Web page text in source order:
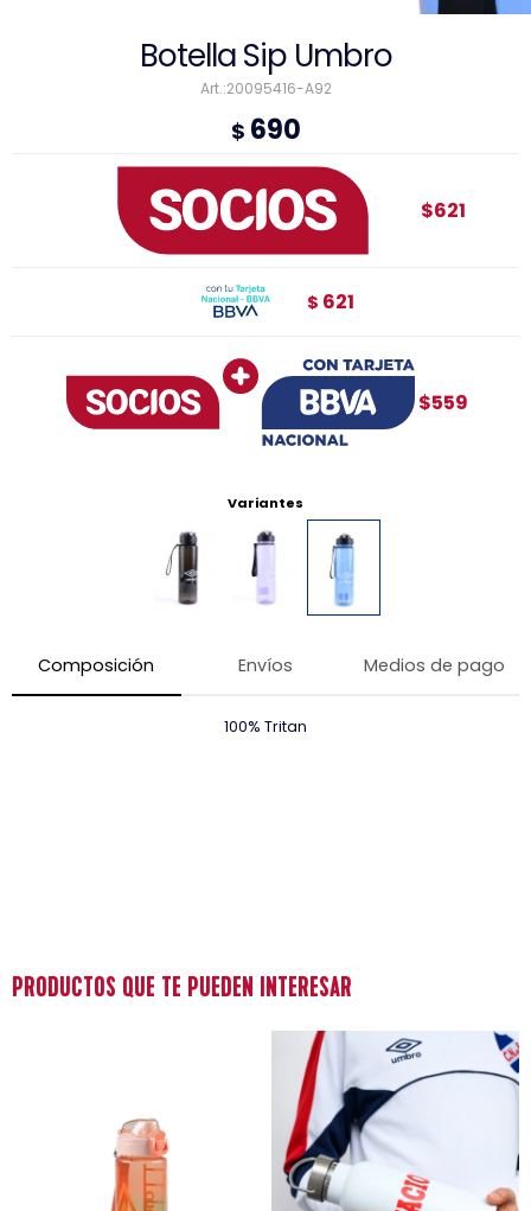
Botella Sip Umbro
20095416-A92
$ 690
$559
$621
$ 621
Variantes
Composición Envíos Medios de pago
100% Tritan
PRODUCTOS QUE TE PUEDEN INTERESAR